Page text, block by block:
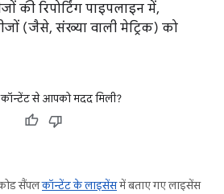
की रिपोर्टिंग पाइपलाइन में,
(जैसे, संख्या वाली मेट्रिक) को
से आपको मदद मिली?
सैंपलकॉन्टेंट के लाइसेंसमें बताए गए लाइसेंस